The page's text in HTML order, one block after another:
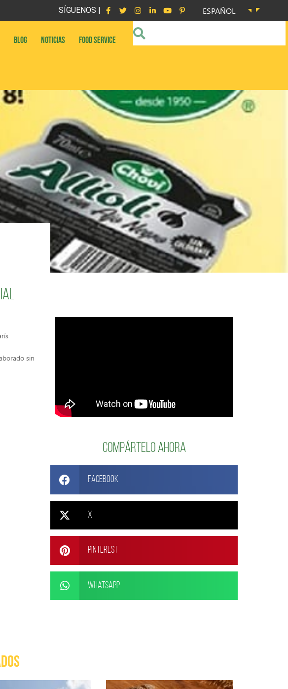
SÍGUENOS | ESPAÑOL
BLOG NOTICIAS FOOD SERVICE
sin
Compártelo ahora
Facebook
X
Pinterest
WhatsApp